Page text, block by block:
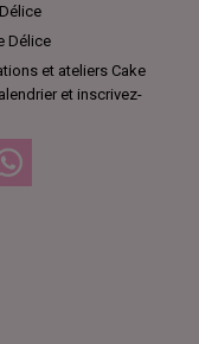
Délice
et ateliers Cake
et inscrivez-